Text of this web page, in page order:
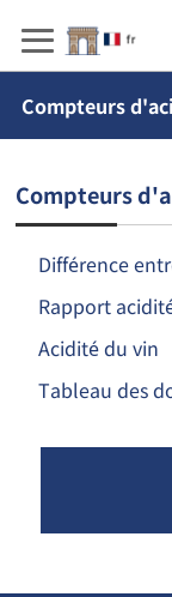
Compteurs
Compteurs
Différence
Rapport
Acidité du vin
Tableau des